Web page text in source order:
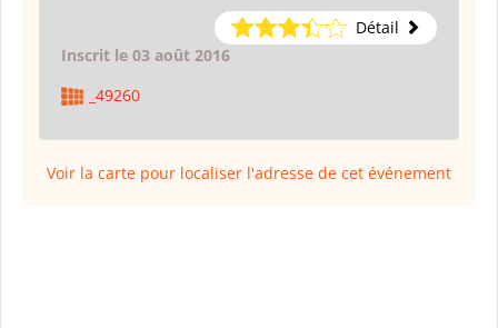
Détail
Inscrit le 03 août 2016
_49260
Voir la carte pour localiser l'adresse de cet événement